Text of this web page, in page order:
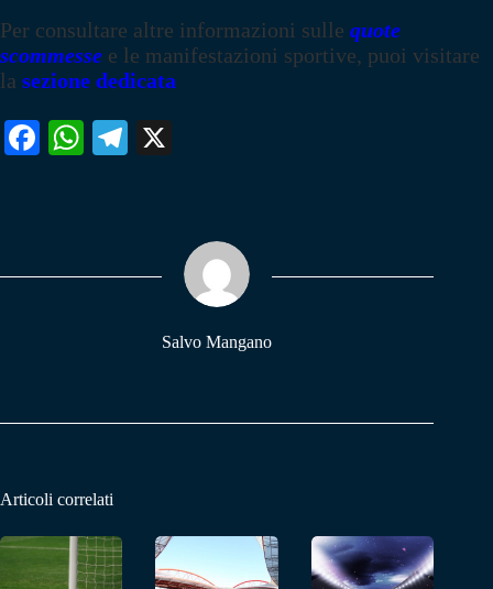
Per consultare altre informazioni sulle quote
scommesse e le manifestazioni sportive, puoi visitare
la sezione dedicata
Fa W
pp
Te
m
Salvo Mangano
Articoli correlati